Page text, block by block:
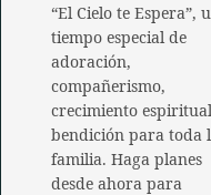
“El Cielo te Espera”,
tiempo especial de
adoración,
compañerismo,
crecimiento
bendición para toda
familia. Haga planes
desde ahora para